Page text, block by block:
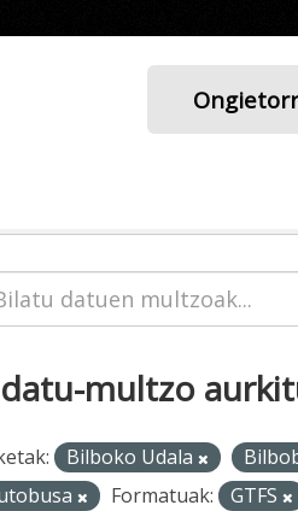
multzo
Bilboko Udala
Formatuak: GTFS